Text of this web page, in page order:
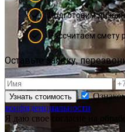
Подготовим
Рассчитаем смету
Оставьте заявку,
Узнать стоимость
конфиденциальности
Я даю свое согласие на